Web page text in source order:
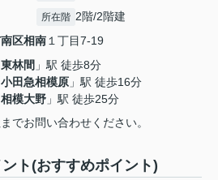
所在階 2階/2階建
区相南１丁目7-19
東林間 」駅 徒歩8分
小田急相模原 」駅 徒歩16分
相模大野 」駅 徒歩25分
でお問い合わせください。
ト(おすすめポイント)